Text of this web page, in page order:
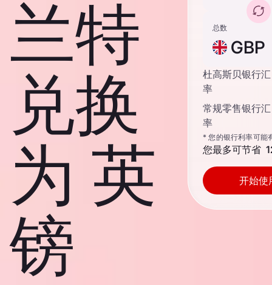
兰特
兑换
为 英
镑
总数
GBP
杜高斯贝银行汇
率
常规零售银行汇
率
* 您的银行利率可能
您最多可节省
开始使